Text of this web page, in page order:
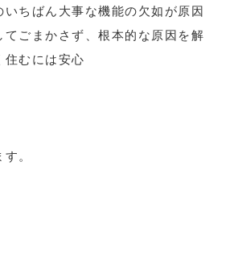
ちばん大事な機能の欠如が原因
ごまかさず、根本的な原因を解
住むには安心
。